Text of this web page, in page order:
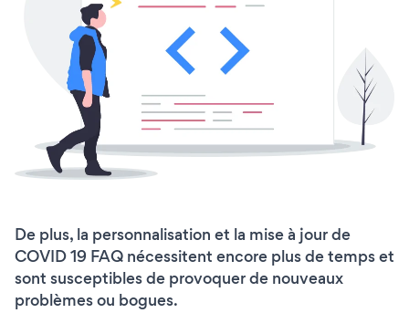
De plus, la personnalisation et la mise à jour de
COVID 19 FAQ nécessitent encore plus de temps et
sont susceptibles de provoquer de nouveaux
problèmes ou bogues.